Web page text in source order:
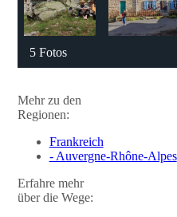
5 Fotos
Mehr zu den
Regionen:
Frankreich
- Auvergne-Rhône-Alpes
Erfahre mehr
über die Wege: